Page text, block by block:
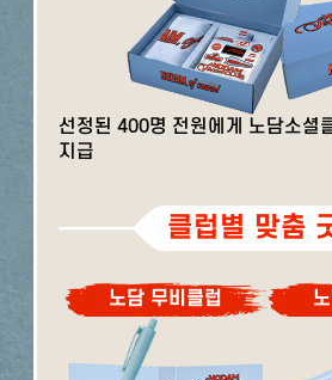
선정된 400명 전원에게 노담소셜
지급
클럽별 맞춤
노담 무비클럽